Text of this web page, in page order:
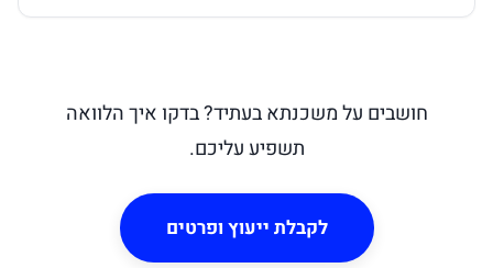
חושבים על משכנתא בעתיד? בדקו איך הלוואה
תשפיע עליכם.
לקבלת ייעוץ ופרטים